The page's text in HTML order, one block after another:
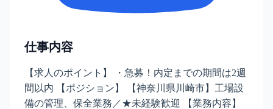
仕事内容
【求人のポイント】 ・急募！内定までの期間は2週
間以内 【ポジション】 【神奈川県川崎市】工場設
備の管理、保全業務／★未経験歓迎 【業務内容】